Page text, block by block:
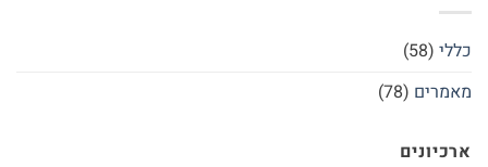
כללי (58)
מאמרים (78)
ארכיונים